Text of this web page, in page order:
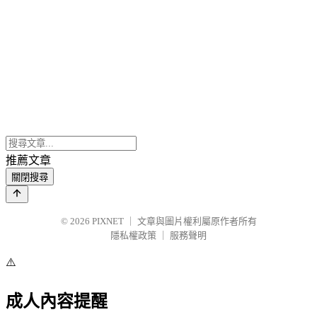
推薦文章
關閉搜尋
© 2026 PIXNET
文章與圖片權利屬原作者所有
隱私權政策
服務聲明
⚠️
成人內容提醒